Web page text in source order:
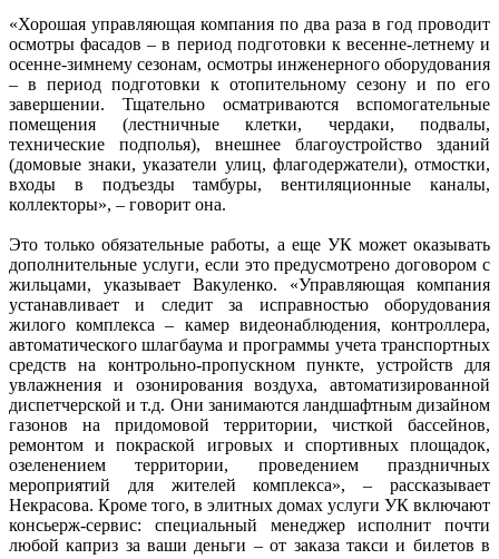
«Хорошая управляющая компания по два раза в год проводит
осмотры фасадов – в период подготовки к весенне-летнему и
осенне-зимнему сезонам, осмотры инженерного оборудования
– в период подготовки к отопительному сезону и по его
завершении. Тщательно осматриваются вспомогательные
помещения (лестничные клетки, чердаки, подвалы,
технические подполья), внешнее благоустройство зданий
(домовые знаки, указатели улиц, флагодержатели), отмостки,
входы в подъезды тамбуры, вентиляционные каналы,
коллекторы», – говорит она.
Это только обязательные работы, а еще УК может оказывать
дополнительные услуги, если это предусмотрено договором с
жильцами, указывает Вакуленко. «Управляющая компания
устанавливает и следит за исправностью оборудования
жилого комплекса – камер видеонаблюдения, контроллера,
автоматического шлагбаума и программы учета транспортных
средств на контрольно-пропускном пункте, устройств для
увлажнения и озонирования воздуха, автоматизированной
диспетчерской и т.д. Они занимаются ландшафтным дизайном
газонов на придомовой территории, чисткой бассейнов,
ремонтом и покраской игровых и спортивных площадок,
озеленением территории, проведением праздничных
мероприятий для жителей комплекса», – рассказывает
Некрасова. Кроме того, в элитных домах услуги УК включают
консьерж-сервис: специальный менеджер исполнит почти
любой каприз за ваши деньги – от заказа такси и билетов в